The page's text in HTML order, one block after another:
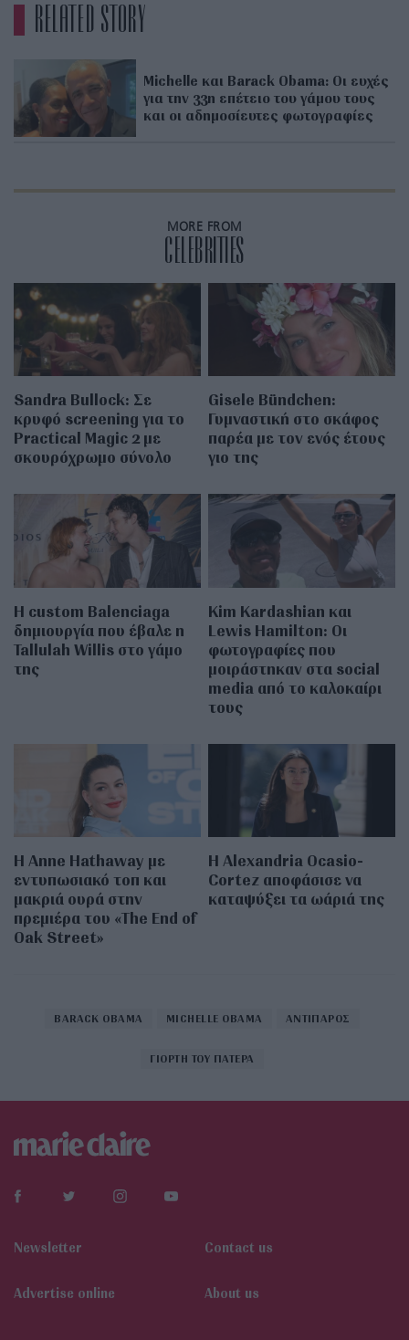
RELATED STORY
Michelle και Barack Obama: Οι ευχές
για την 33η επέτειο του γάμου τους
και οι αδημοσίευτες φωτογραφίες
MORE FROM
CELEBRITIES
Sandra Bullock: Σε
κρυφό screening για το
Practical Magic 2 με
σκουρόχρωμo σύνολο
Gisele Bündchen:
Γυμναστική στο σκάφος
παρέα με τον ενός έτους
γιο της
Η custom Balenciaga
δημιουργία που έβαλε η
Tallulah Willis στο γάμο
της
Kim Kardashian και
Lewis Hamilton: Οι
φωτογραφίες που
μοιράστηκαν στα social
media από το καλοκαίρι
τους
Η Anne Hathaway με
εντυπωσιακό τοπ και
μακριά ουρά στην
πρεμιέρα του «The End of
Oak Street»
Η Alexandria Ocasio-
Cortez αποφάσισε να
καταψύξει τα ωάριά της
BARACK OBAMA MICHELLE OBAMA ΑΝΤΙΠΑΡΟΣ
ΓΙΟΡΤΗ ΤΟΥ ΠΑΤΕΡΑ
Newsletter Contact us
Αdvertise online About us